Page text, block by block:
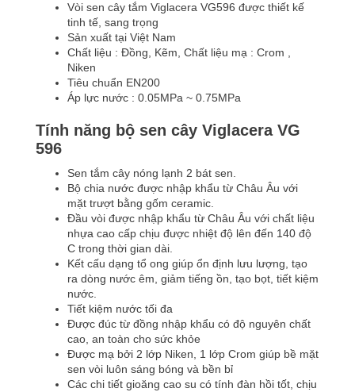
Vòi sen cây tắm Viglacera VG596 được thiết kế
tinh tế, sang trọng
Sản xuất tại Việt Nam
Chất liệu : Đồng, Kẽm, Chất liệu mạ : Crom ,
Niken
Tiêu chuẩn EN200
Áp lực nước : 0.05MPa ~ 0.75MPa
Tính năng bộ sen cây Viglacera VG
596
Sen tắm cây nóng lạnh 2 bát sen.
Bộ chia nước được nhập khẩu từ Châu Âu với
mặt trượt bằng gốm ceramic.
Đầu vòi được nhập khẩu từ Châu Âu với chất liệu
nhựa cao cấp chịu được nhiệt độ lên đến 140 độ
C trong thời gian dài.
Kết cấu dạng tổ ong giúp ổn định lưu lượng, tạo
ra dòng nước êm, giảm tiếng ồn, tạo bọt, tiết kiệm
nước.
Tiết kiệm nước tối đa
Được đúc từ đồng nhập khẩu có độ nguyên chất
cao, an toàn cho sức khỏe
Được mạ bởi 2 lớp Niken, 1 lớp Crom giúp bề mặt
sen vòi luôn sáng bóng và bền bỉ
Các chi tiết gioăng cao su có tính đàn hồi tốt, chịu